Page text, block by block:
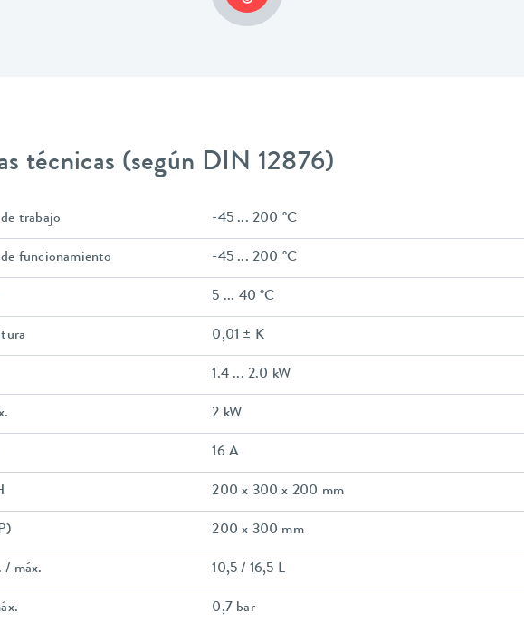
técnicas (según DIN 12876)
trabajo -45 ... 200 °C
funcionamiento -45 ... 200 °C
5 ... 40 °C
0,01 ± K
1.4 ... 2.0 kW
2 kW
16 A
200 x 300 x 200 mm
200 x 300 mm
/ máx. 10,5 / 16,5 L
0,7 bar